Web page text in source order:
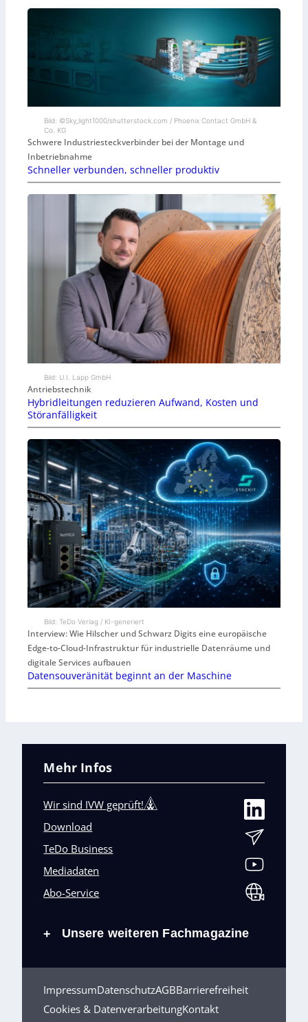
Bild: ©Sky_light1000/shutterstock.com / Phoenix Contact GmbH &
Co. KG
Schwere Industriesteckverbinder bei der Montage und
Inbetriebnahme
Schneller verbunden, schneller produktiv
Bild: U.I. Lapp GmbH
Antriebstechnik
Hybridleitungen reduzieren Aufwand, Kosten und
Störanfälligkeit
Bild: TeDo Verlag / KI-generiert
Interview: Wie Hilscher und Schwarz Digits eine europäische
Edge-to-Cloud-Infrastruktur für industrielle Datenräume und
digitale Services aufbauen
Datensouveränität beginnt an der Maschine
Mehr Infos
Wir sind IVW geprüft!
Download
TeDo Business
Mediadaten
Abo-Service
+ Unsere weiteren Fachmagazine
ImpressumDatenschutzAGBBarrierefreiheit
Cookies & DatenverarbeitungKontakt